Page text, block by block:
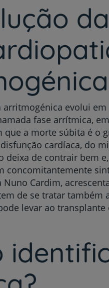
nós
nos
da
evolui em
fase arrítmica,
que a morte súbita é o
cardíaca, do
deixa de contrair bem
concomitantemente
Nuno Cardim,
de se tratar também
levar ao transplante